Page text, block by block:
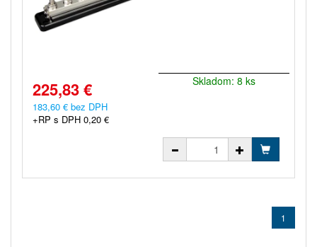
225,83 €
183,60 € bez DPH
+RP s DPH 0,20 €
Skladom: 8 ks
1